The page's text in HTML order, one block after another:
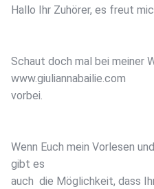
Hallo Ihr Zuhörer, es freut
Schaut doch mal bei meiner
www.giuliannabailie.com
vorbei.
Wenn Euch mein Vorlesen
gibt es
auch die Möglichkeit, dass